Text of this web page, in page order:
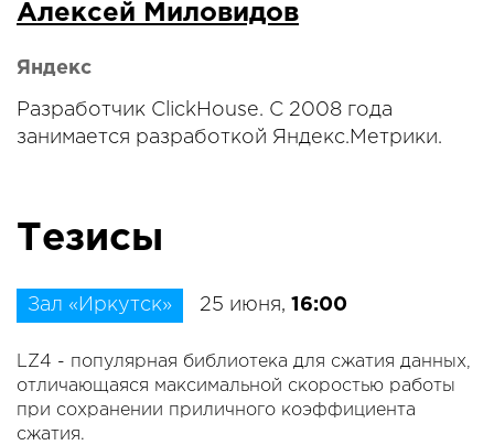
Алексей Миловидов
Яндекс
Разработчик ClickHouse. С 2008 года
занимается разработкой Яндекс.Метрики.
Тезисы
Зал «Иркутск» 25 июня, 16:00
LZ4 - популярная библиотека для сжатия данных,
отличающаяся максимальной скоростью работы
при сохранении приличного коэффициента
сжатия.